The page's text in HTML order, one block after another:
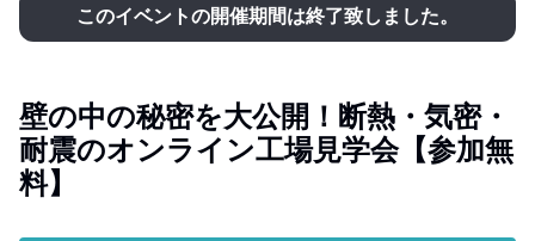
このイベントの開催期間は終了致しました。
壁の中の秘密を大公開！断熱・気密・
耐震のオンライン工場見学会【参加無
料】